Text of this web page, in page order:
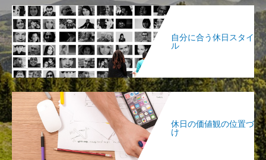
自分に合う休日スタイ
ル
休日の価値観の位置づ
け